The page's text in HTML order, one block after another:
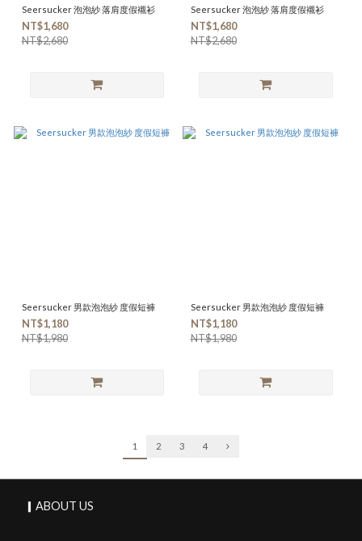
Seersucker 泡泡紗 落肩度假襯衫
NT$1,680
NT$2,680
Seersucker 泡泡紗 落肩度假襯衫
NT$1,680
NT$2,680
Seersucker 男款泡泡紗 度假短褲
NT$1,180
NT$1,980
Seersucker 男款泡泡紗 度假短褲
NT$1,180
NT$1,980
1 2 3 4
▎ABOUT US